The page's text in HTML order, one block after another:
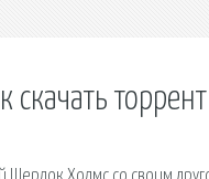
скачать торрент